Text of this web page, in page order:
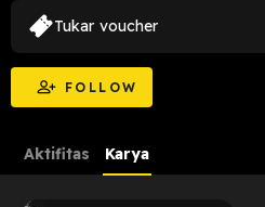
FOLLOW
Tukar voucher
Aktifitas Karya